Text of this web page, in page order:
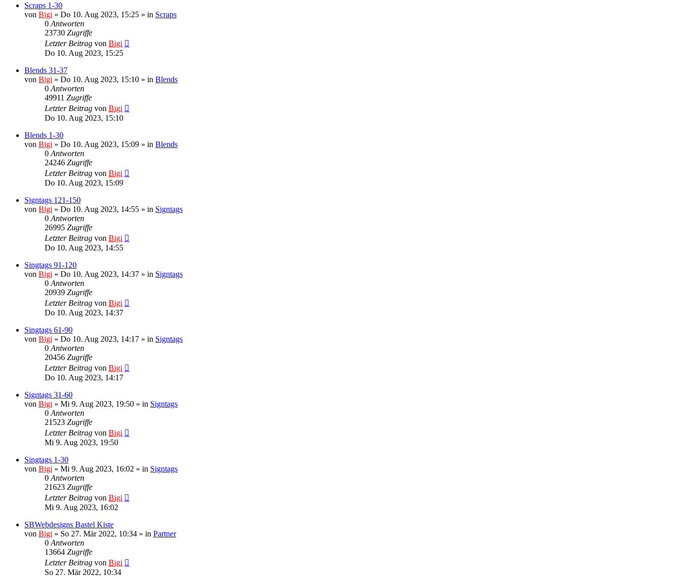
Scraps 1-30
von Bigi » Do 10. Aug 2023, 15:25 » in Scraps
0 Antworten
23730 Zugriffe
Letzter Beitrag von Bigi
Do 10. Aug 2023, 15:25
Blends 31-37
von Bigi » Do 10. Aug 2023, 15:10 » in Blends
0 Antworten
49911 Zugriffe
Letzter Beitrag von Bigi
Do 10. Aug 2023, 15:10
Blends 1-30
von Bigi » Do 10. Aug 2023, 15:09 » in Blends
0 Antworten
24246 Zugriffe
Letzter Beitrag von Bigi
Do 10. Aug 2023, 15:09
Signtags 121-150
von Bigi » Do 10. Aug 2023, 14:55 » in Signtags
0 Antworten
26995 Zugriffe
Letzter Beitrag von Bigi
Do 10. Aug 2023, 14:55
Singtags 91-120
von Bigi » Do 10. Aug 2023, 14:37 » in Signtags
0 Antworten
20939 Zugriffe
Letzter Beitrag von Bigi
Do 10. Aug 2023, 14:37
Singtags 61-90
von Bigi » Do 10. Aug 2023, 14:17 » in Signtags
0 Antworten
20456 Zugriffe
Letzter Beitrag von Bigi
Do 10. Aug 2023, 14:17
Signtags 31-60
von Bigi » Mi 9. Aug 2023, 19:50 » in Signtags
0 Antworten
21523 Zugriffe
Letzter Beitrag von Bigi
Mi 9. Aug 2023, 19:50
Singtags 1-30
von Bigi » Mi 9. Aug 2023, 16:02 » in Signtags
0 Antworten
21623 Zugriffe
Letzter Beitrag von Bigi
Mi 9. Aug 2023, 16:02
SBWebdesigns Bastel Kiste
von Bigi » So 27. Mär 2022, 10:34 » in Partner
0 Antworten
13664 Zugriffe
Letzter Beitrag von Bigi
So 27. Mär 2022, 10:34